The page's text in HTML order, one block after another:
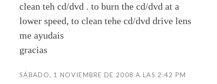
clean teh cd/dvd . to burn the cd/dvd at a
lower speed, to clean tehe cd/dvd drive lens
me ayudais
gracias
SÁBADO, 1 NOVIEMBRE DE 2008 A LAS 2:42 PM